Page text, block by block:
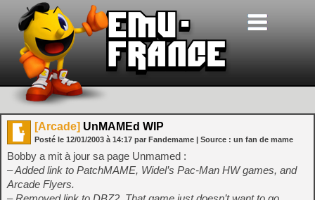
[Arcade] UnMAMEd WIP
Posté le 12/01/2003 à 14:17 par Fandemame | Source : un fan de mame
Bobby a mit à jour sa page Unmamed :
– Added link to PatchMAME, Widel’s Pac-Man HW games, and
Arcade Flyers.